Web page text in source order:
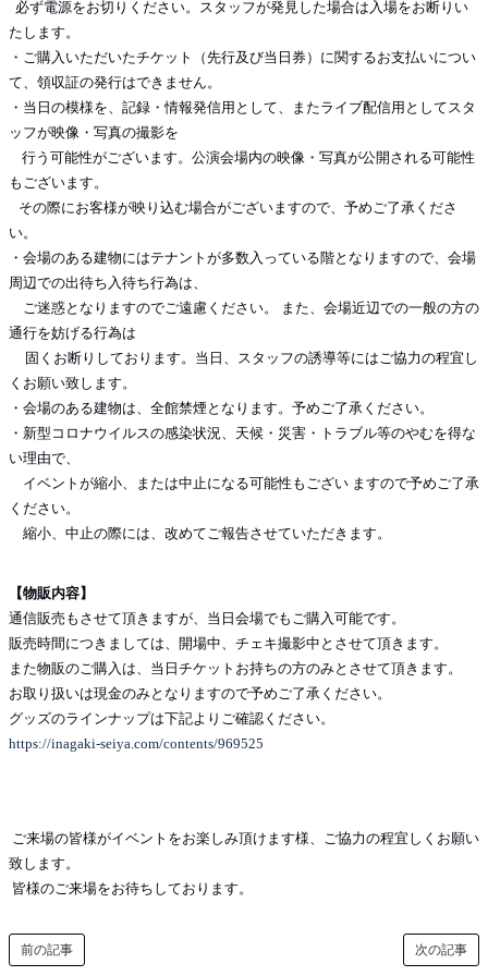
必ず電源をお切りください。スタッフが発見した場合は入場をお断りい
たします。
・ご購入いただいたチケット（先行及び当日券）に関するお支払いについ
て、領収証の発行はできません。
・当日の模様を、記録・情報発信用として、またライブ配信用としてスタ
ッフが映像・写真の撮影を
行う可能性がございます。公演会場内の映像・写真が公開される可能性
もございます。
その際にお客様が映り込む場合がございますので、予めご了承くださ
い。
・会場のある建物にはテナントが多数入っている階となりますので、会場
周辺での出待ち入待ち行為は、
ご迷惑となりますのでご遠慮ください。 また、会場近辺での一般の方の
通行を妨げる行為は
固くお断りしております。当日、スタッフの誘導等にはご協力の程宜し
くお願い致します。
・会場のある建物は、全館禁煙となります。予めご了承ください。
・新型コロナウイルスの感染状況、天候・災害・トラブル等のやむを得な
い理由で、
イベントが縮小、または中止になる可能性もござい ますので予めご了承
ください。
縮小、中止の際には、改めてご報告させていただきます。
【物販内容】
通信販売もさせて頂きますが、当日会場でもご購入可能です。
販売時間につきましては、開場中、チェキ撮影中とさせて頂きます。
また物販のご購入は、当日チケットお持ちの方のみとさせて頂きます。
お取り扱いは現金のみとなりますので予めご了承ください。
グッズのラインナップは下記よりご確認ください。
https://inagaki-seiya.com/contents/969525
ご来場の皆様がイベントをお楽しみ頂けます様、ご協力の程宜しくお願い
致します。
皆様のご来場をお待ちしております。
次の記事
前の記事